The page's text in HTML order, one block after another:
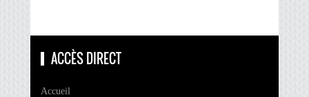
ACCÈS DIRECT
Accueil